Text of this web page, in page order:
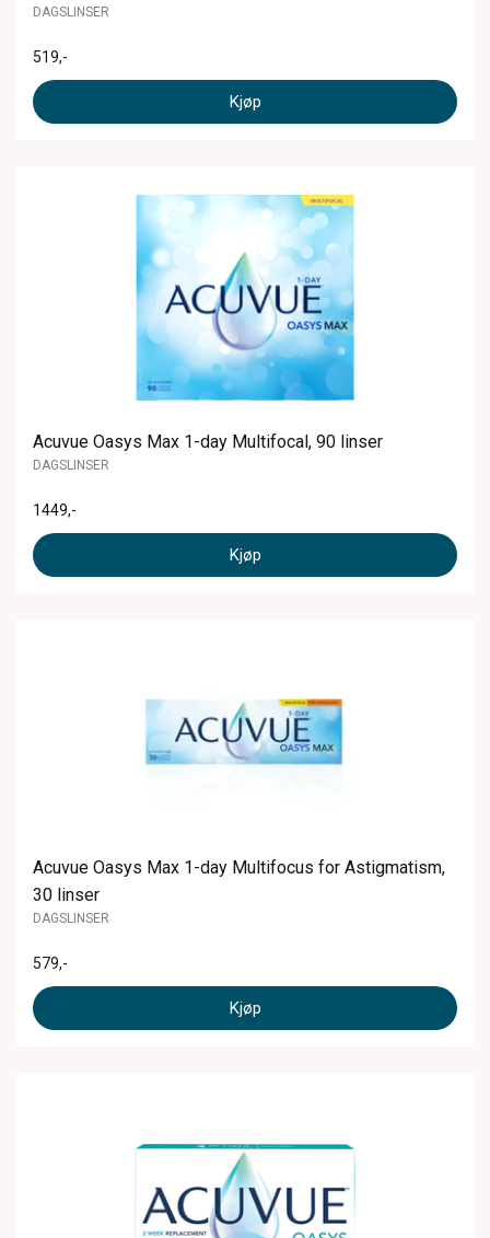
DAGSLINSER
519,-
Kjøp
Acuvue Oasys Max 1-day Multifocal, 90 linser
DAGSLINSER
1449,-
Kjøp
Acuvue Oasys Max 1-day Multifocus for Astigmatism,
30 linser
DAGSLINSER
579,-
Kjøp